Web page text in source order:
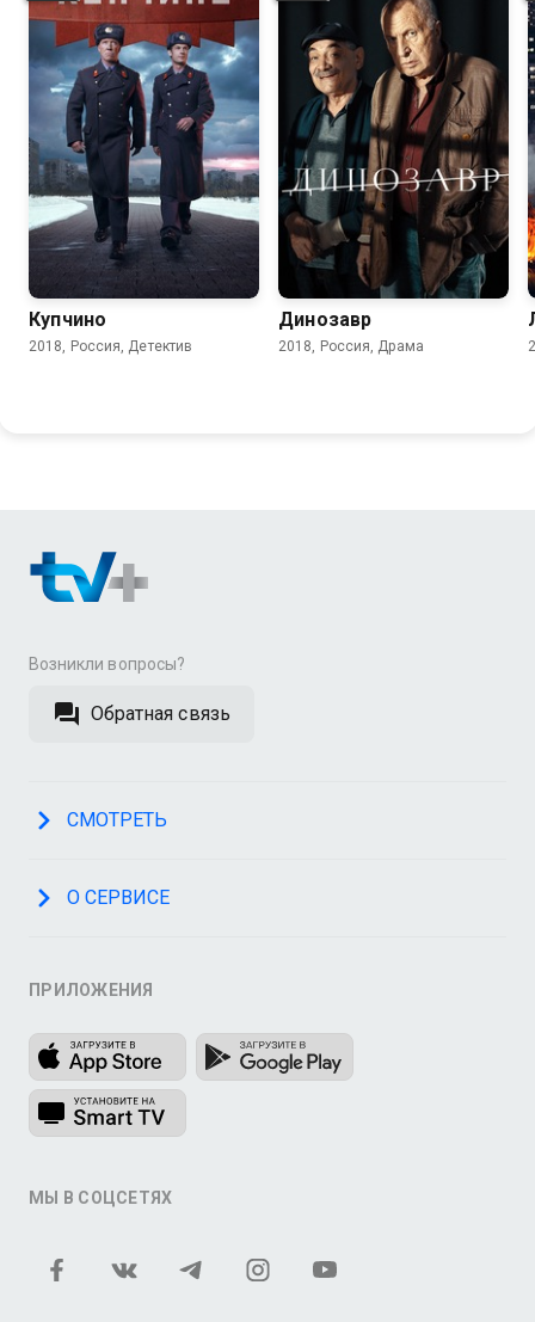
7.9
Купчино
2018, Россия, Детектив
6.2
Динозавр
2018, Россия, Драма
Возникли вопросы?
Обратная связь
СМОТРЕТЬ
О СЕРВИСЕ
ПРИЛОЖЕНИЯ
МЫ В СОЦСЕТЯХ